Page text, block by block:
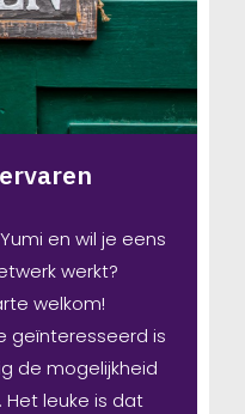
en wil je eens
werkt?
welkom!
geïnteresseerd is
de mogelijkheid
leuke is dat